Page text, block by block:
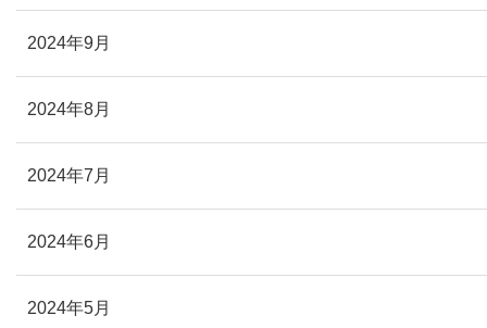
2024年9月
2024年8月
2024年7月
2024年6月
2024年5月